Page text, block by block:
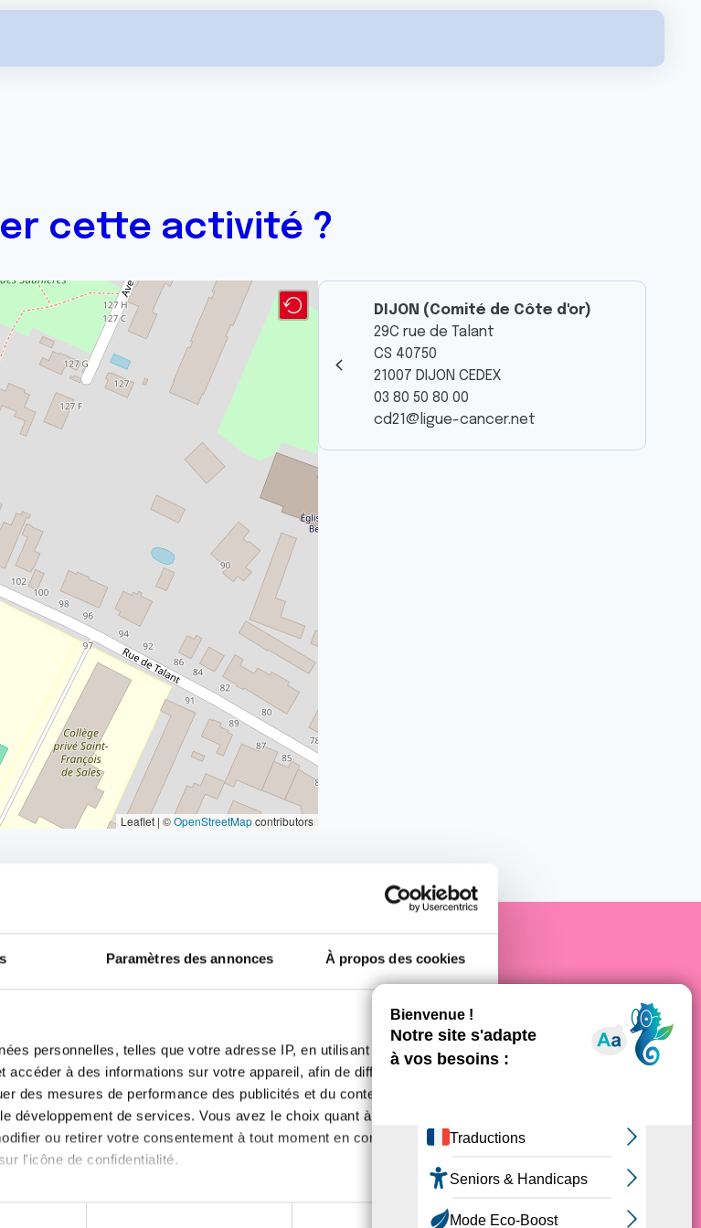
Paramètres des annonces À propos des cookies
personnelles, telles que votre adresse IP, en utilisant des
à des informations sur votre appareil, afin de diffuser des
des mesures de performance des publicités et du contenu, ainsi que de
développement de services. Vous avez le choix quant à l'utilisation de
ou retirer votre consentement à tout moment en consultant la
l'icône de confidentialité.
:
cette activité ?
Leaflet | ©OpenStreetMapcontributors
DIJON (Comité de Côte d'or)
29C rue de Talant
CS 40750
21007 DIJON CEDEX
03 80 50 80 00
cd21@ligue-cancer.net
contre le cancer